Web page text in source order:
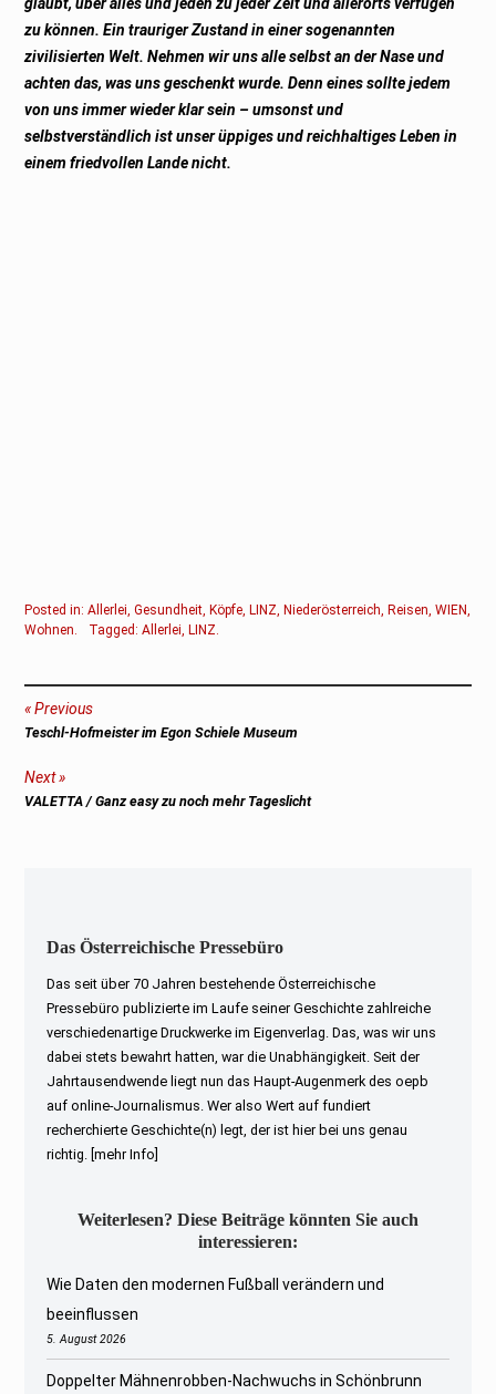
zu können. Ein trauriger Zustand in einer sogenannten
zivilisierten Welt. Nehmen wir uns alle selbst an der Nase und
achten das, was uns geschenkt wurde. Denn eines sollte jedem
von uns immer wieder klar sein – umsonst und
selbstverständlich ist unser üppiges und reichhaltiges Leben in
einem friedvollen Lande nicht.
Posted in:Allerlei,Gesundheit,Köpfe,LINZ,Niederösterreich,Reisen,WIEN,
Wohnen. Tagged:Allerlei,LINZ.
Beitragsnavigation
Previous
Previous
Teschl-Hofmeister im Egon Schiele Museum
Next
Next
VALETTA / Ganz easy zu noch mehr Tageslicht
Das Österreichische Pressebüro
Das seit über 70 Jahren bestehende Österreichische
Pressebüro publizierte im Laufe seiner Geschichte zahlreiche
verschiedenartige Druckwerke im Eigenverlag. Das, was wir uns
dabei stets bewahrt hatten, war die Unabhängigkeit. Seit der
Jahrtausendwende liegt nun das Haupt-Augenmerk des oepb
auf online-Journalismus. Wer also Wert auf fundiert
recherchierte Geschichte(n) legt, der ist hier bei uns genau
richtig.
[mehr Info]
Weiterlesen? Diese Beiträge könnten Sie auch
interessieren:
Wie Daten den modernen Fußball verändern und
beeinflussen
5. August 2026
Doppelter Mähnenrobben-Nachwuchs in Schönbrunn